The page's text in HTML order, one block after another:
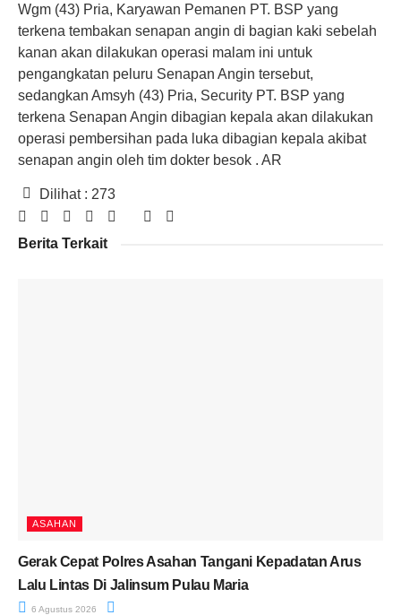
Wgm (43) Pria, Karyawan Pemanen PT. BSP yang
terkena tembakan senapan angin di bagian kaki sebelah
kanan akan dilakukan operasi malam ini untuk
pengangkatan peluru Senapan Angin tersebut,
sedangkan Amsyh (43) Pria, Security PT. BSP yang
terkena Senapan Angin dibagian kepala akan dilakukan
operasi pembersihan pada luka dibagian kepala akibat
senapan angin oleh tim dokter besok . AR
Dilihat : 273
Berita Terkait
ASAHAN
Gerak Cepat Polres Asahan Tangani Kepadatan Arus
Lalu Lintas Di Jalinsum Pulau Maria
6 Agustus 2026